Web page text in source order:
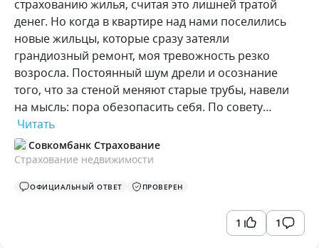
страхованию жилья, считая это лишней тратой
денег. Но когда в квартире над нами поселились
новые жильцы, которые сразу затеяли
грандиозный ремонт, моя тревожность резко
возросла. Постоянный шум дрели и осознание
того, что за стеной меняют старые трубы, навели
на мысль: пора обезопасить себя. По совету…
Читать
Совкомбанк Страхование
Страхование недвижимости
ОФИЦИАЛЬНЫЙ ОТВЕТ ПРОВЕРЕН
1 1